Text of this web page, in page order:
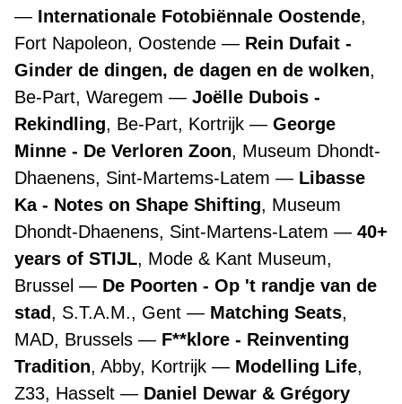
Internationale Fotobiënnale Oostende,
Fort Napoleon, Oostende
Rein Dufait -
Ginder de dingen, de dagen en de wolken,
Be-Part, Waregem
Joëlle Dubois -
Rekindling, Be-Part, Kortrijk
George
Minne - De Verloren Zoon, Museum Dhondt-
Dhaenens, Sint-Martems-Latem
Libasse
Ka - Notes on Shape Shifting, Museum
Dhondt-Dhaenens, Sint-Martens-Latem
40+
years of STIJL, Mode & Kant Museum,
Brussel
De Poorten - Op 't randje van de
stad, S.T.A.M., Gent Matching Seats,
MAD, Brussels
F**klore - Reinventing
Tradition, Abby, Kortrijk Modelling Life,
Z33, Hasselt
Daniel Dewar & Grégory